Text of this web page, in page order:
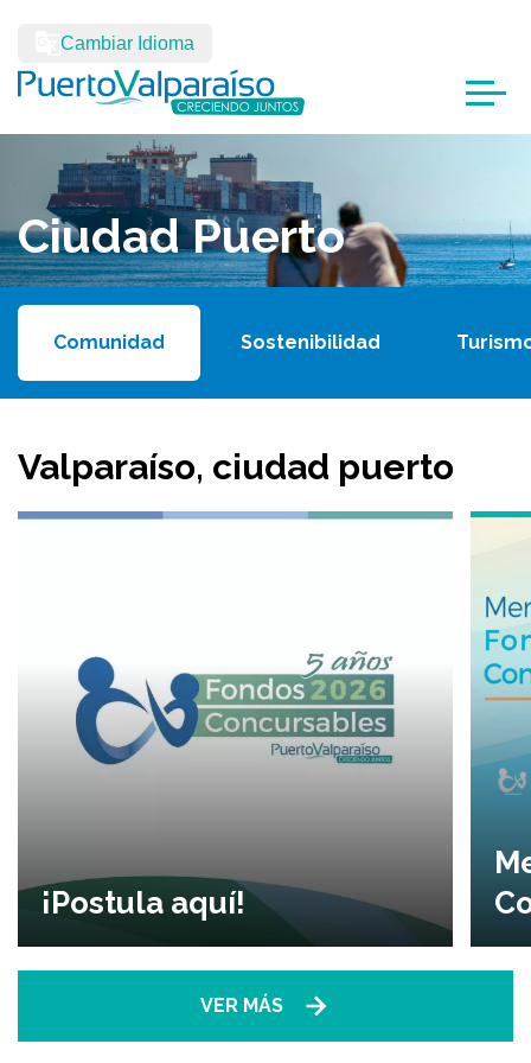
Cambiar Idioma
Ciudad Puerto
Comunidad Sostenibilidad
Valparaíso, ciudad puerto
¡Postula aquí!
VER MÁS